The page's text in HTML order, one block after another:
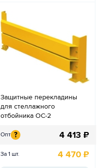
Защитные перекладины
для стеллажного
отбойника ОС-2
Опт ? 4 413 ₽
За 1 шт. 4 470 ₽